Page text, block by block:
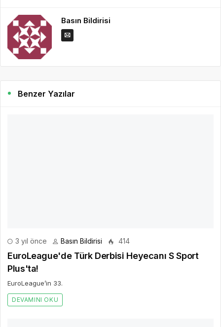
Basın Bildirisi
Benzer Yazılar
3 yıl önce Basın Bildirisi 414
EuroLeague'de Türk Derbisi Heyecanı S Sport
Plus'ta!
EuroLeague’in 33.
DEVAMINI OKU